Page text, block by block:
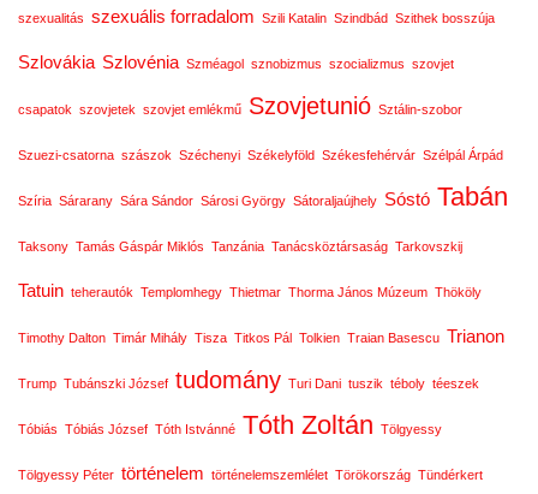
szexualitás szexuális forradalom Szili Katalin Szindbád Szithek bosszúja
Szlovákia Szlovénia Szméagol sznobizmus szocializmus szovjet
csapatok szovjetek szovjet emlékmű Szovjetunió Sztálin-szobor
Szuezi-csatorna szászok Széchenyi Székelyföld Székesfehérvár Szélpál Árpád
Szíria Sárarany Sára Sándor Sárosi György Sátoraljaújhely Sóstó Tabán
Taksony Tamás Gáspár Miklós Tanzánia Tanácsköztársaság Tarkovszkij
Tatuin teherautók Templomhegy Thietmar Thorma János Múzeum Thököly
Timothy Dalton Timár Mihály Tisza Titkos Pál Tolkien Traian Basescu Trianon
Trump Tubánszki József tudomány Turi Dani tuszik téboly téeszek
Tóbiás Tóbiás József Tóth Istvánné Tóth Zoltán Tölgyessy
Tölgyessy Péter történelem történelemszemlélet Törökország Tündérkert